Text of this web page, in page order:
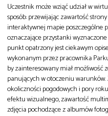
Uczestnik może wziąć udział w
sposób: przewijając zawartość
interaktywnej mapie poszczególne
oznaczające przystanki
punkt opatrzony jest ciekawym
wykonanym przez pracownika
by zainteresowany miał możliwość
panujących w otoczeniu
okoliczności pogodowych i pory
efektu wizualnego, zawartość
zdjęcia pochodzące z albumów